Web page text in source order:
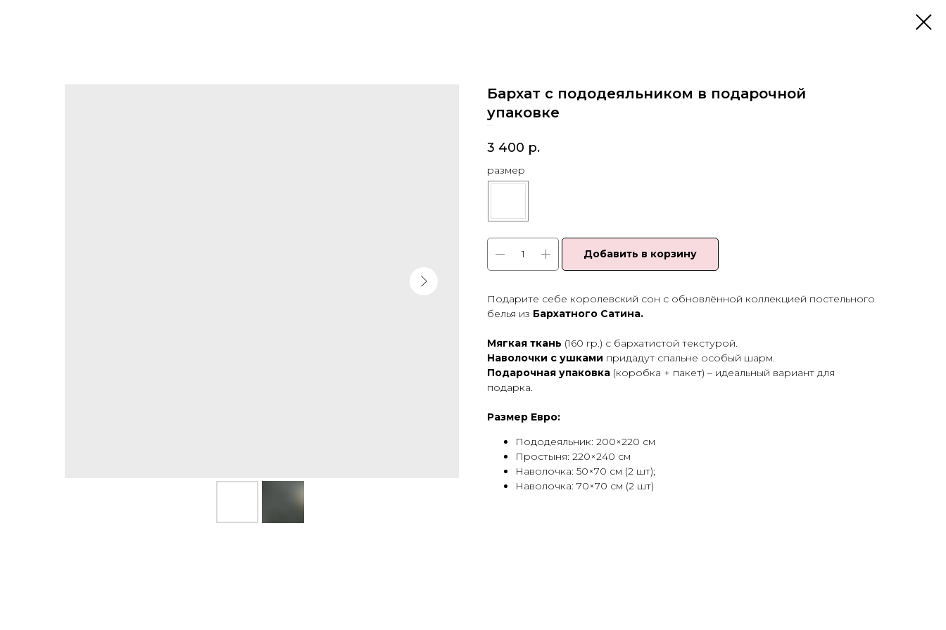
Бархат с пододеяльником в подарочной
упаковке
3 400 р.
размер
Добавить в корзину
Подарите себе королевский сон с обновлённой коллекцией постельного
белья из Бархатного Сатина.
Мягкая ткань (160 гр.) с бархатистой текстурой.
Наволочки с ушками придадут спальне особый шарм.
Подарочная упаковка (коробка + пакет) – идеальный вариант для
подарка.
Размер Евро:
Пододеяльник: 200×220 см
Простыня: 220×240 см
Наволочка: 50×70 см (2 шт);
Наволочка: 70×70 см (2 шт)